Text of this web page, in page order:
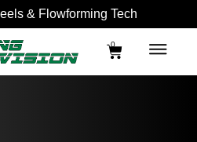
& Flowforming Tech
0